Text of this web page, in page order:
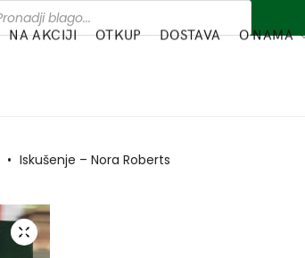
NA AKCIJI OTKUP DOSTAVA O NAMA
• Iskušenje – Nora Roberts